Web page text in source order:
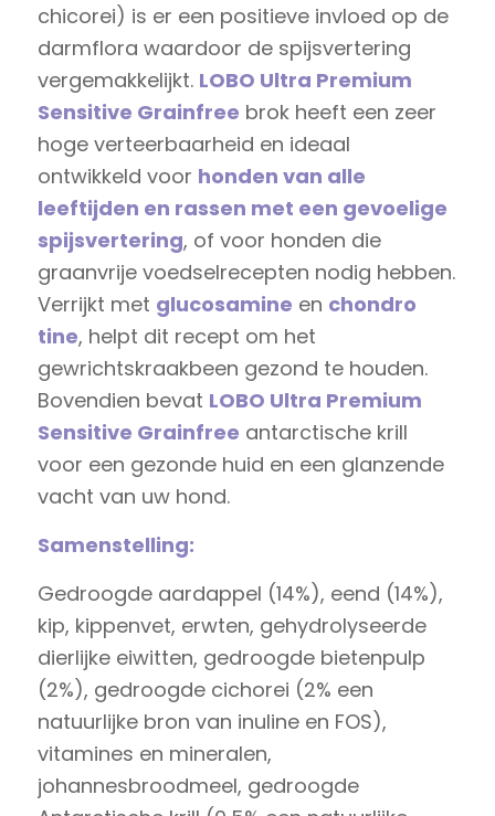
chicorei) is er een positieve invloed op de
darmflora waardoor de spijsvertering
vergemakkelijkt. LOBO Ultra Premium
Sensitive Grainfree brok heeft een zeer
hoge verteerbaarheid en ideaal
ontwikkeld voor honden van alle
leeftijden en rassen met een gevoelige
spijsvertering, of voor honden die
graanvrije voedselrecepten nodig hebben.
Verrijkt met glucosamine en chondro
tine, helpt dit recept om het
gewrichtskraakbeen gezond te houden.
Bovendien bevat LOBO Ultra Premium
Sensitive Grainfree antarctische krill
voor een gezonde huid en een glanzende
vacht van uw hond.
Samenstelling:
Gedroogde aardappel (14%), eend (14%),
kip, kippenvet, erwten, gehydrolyseerde
dierlijke eiwitten, gedroogde bietenpulp
(2%), gedroogde cichorei (2% een
natuurlijke bron van inuline en FOS),
vitamines en mineralen,
johannesbroodmeel, gedroogde